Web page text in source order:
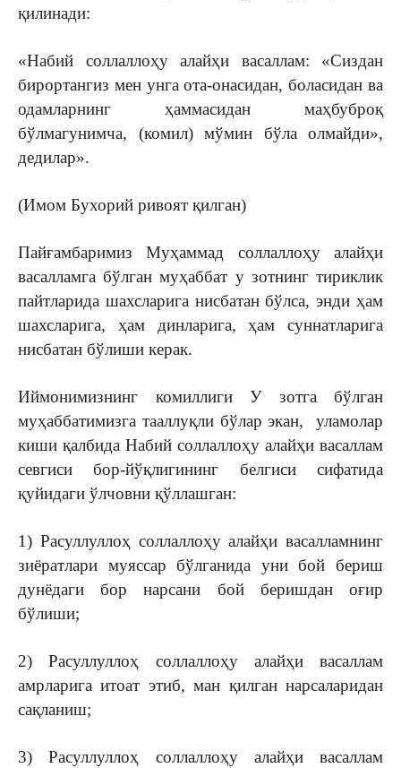
қилинади:
«Набий соллаллоҳу алайҳи васаллам: «Сиздан
бирортангиз мен унга ота-онасидан, боласидан ва
одамларнинг ҳаммасидан маҳбуброқ
бўлмагунимча, (комил) мўмин бўла олмайди»,
дедилар».
(Имом Бухорий ривоят қилган)
Пайғамбаримиз Муҳаммад соллаллоҳу алайҳи
васалламга бўлган муҳаббат у зотнинг тириклик
пайтларида шахсларига нисбатан бўлса, энди ҳам
шахсларига, ҳам динларига, ҳам суннатларига
нисбатан бўлиши керак.
Иймонимизнинг комиллиги У зотга бўлган
муҳаббатимизга тааллуқли бўлар экан, уламолар
киши қалбида Набий соллаллоҳу алайҳи васаллам
севгиси бор-йўқлигининг белгиси сифатида
қуйидаги ўлчовни қўллашган:
1) Расуллуллоҳ соллаллоҳу алайҳи васалламнинг
зиёратлари муяссар бўлганида уни бой бериш
дунёдаги бор нарсани бой беришдан оғир
бўлиши;
2) Расуллуллоҳ соллаллоҳу алайҳи васаллам
амрларига итоат этиб, ман қилган нарсаларидан
сақланиш;
3) Расуллуллоҳ соллаллоҳу алайҳи васаллам